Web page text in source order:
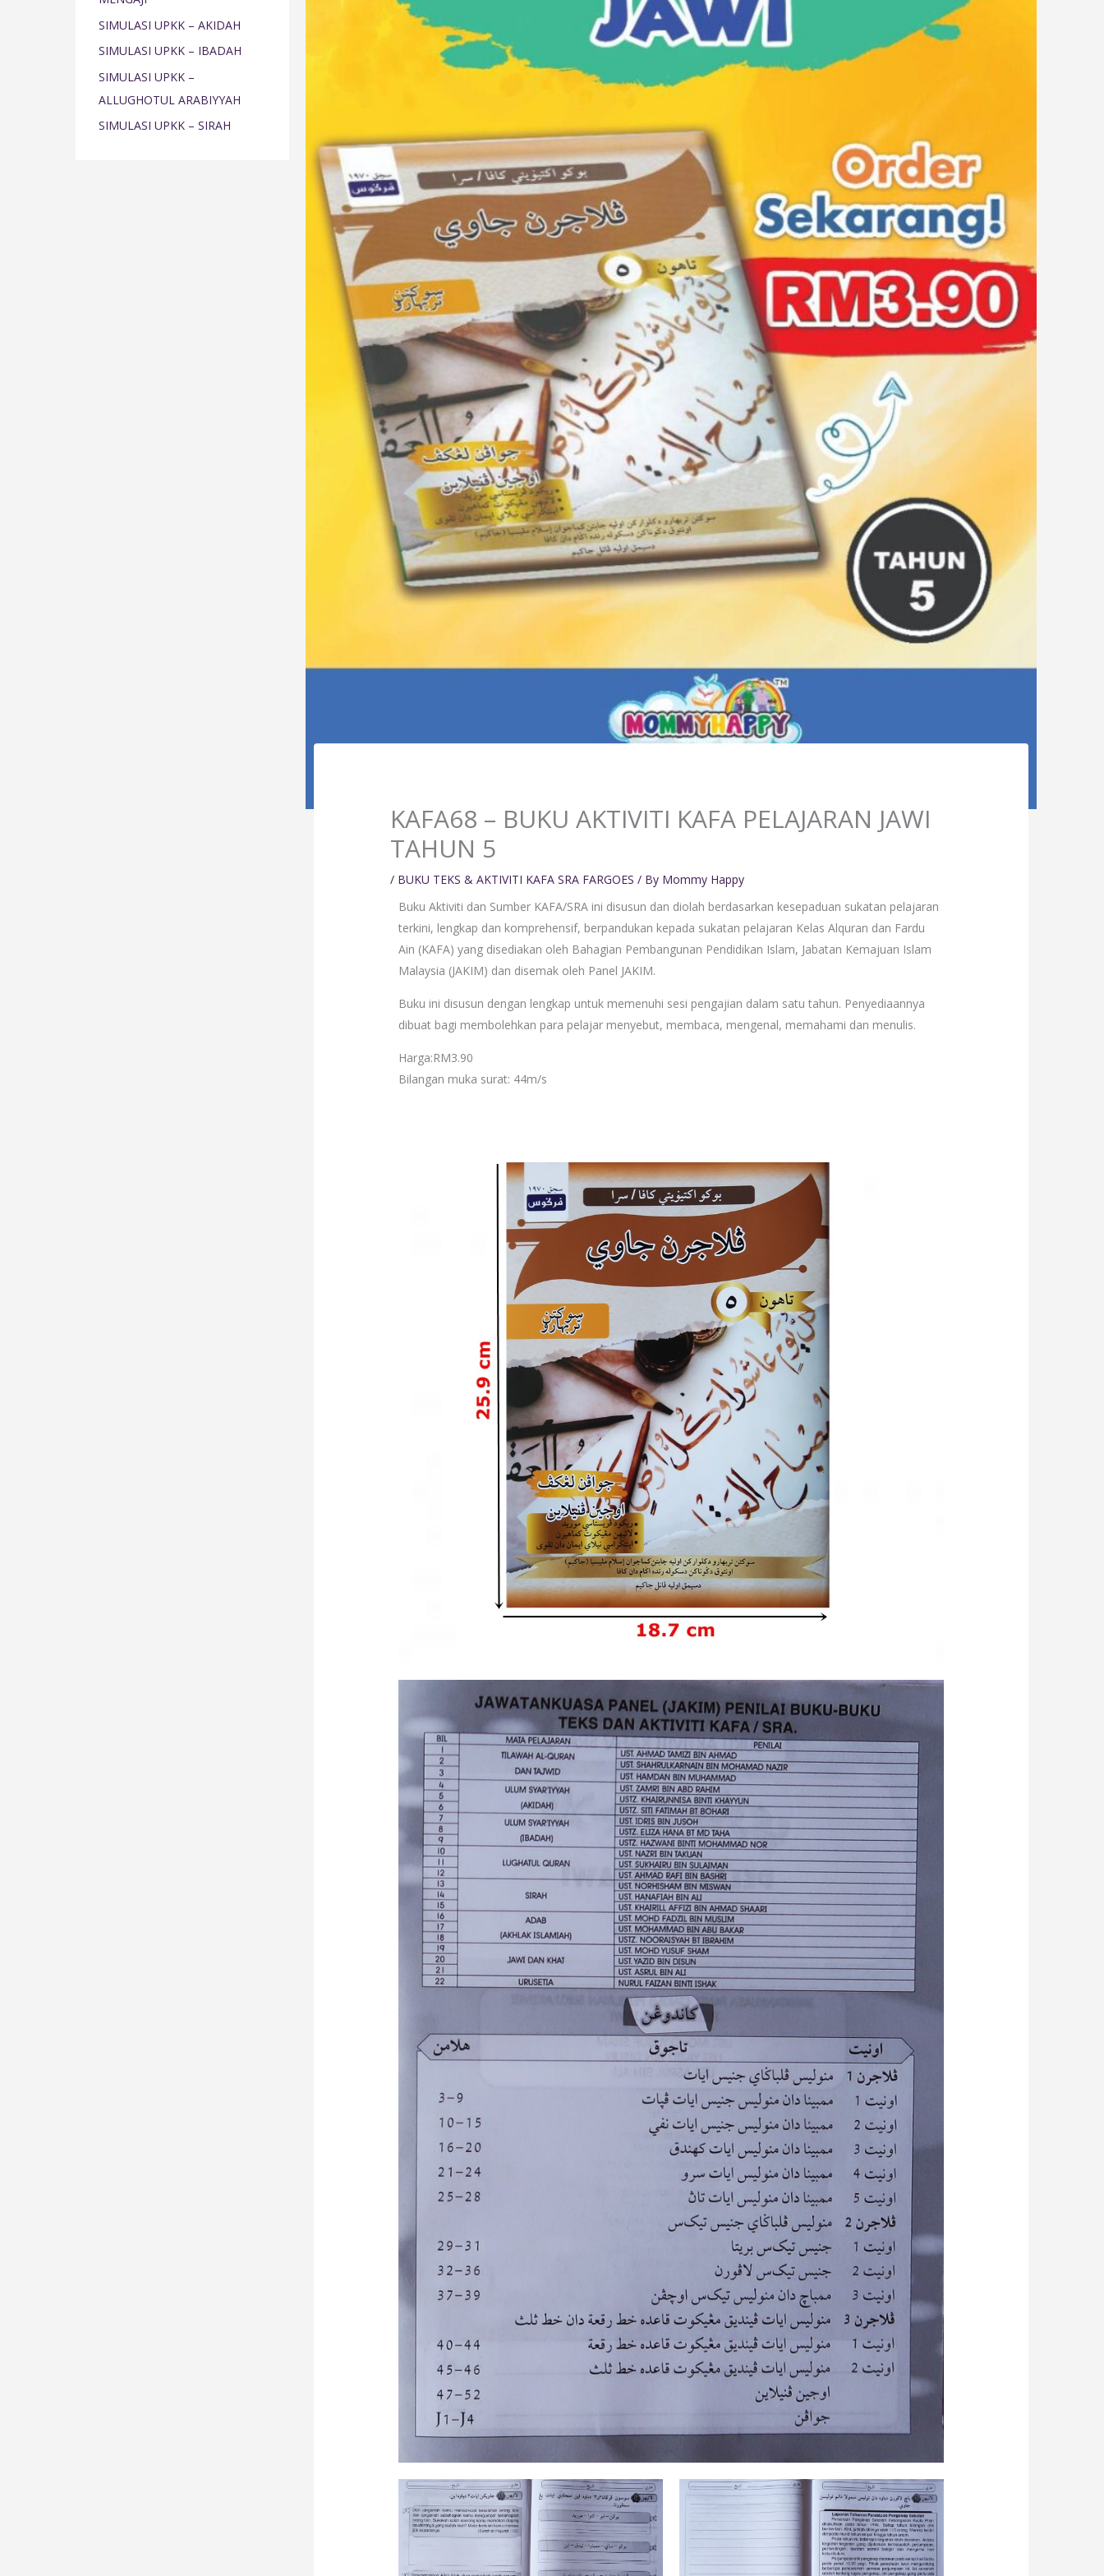
r
:
SIMULASI UPKK – AKIDAH
SIMULASI UPKK – IBADAH
SIMULASI UPKK –
ALLUGHOTUL ARABIYYAH
SIMULASI UPKK – SIRAH
KAFA68 – BUKU AKTIVITI KAFA PELAJARAN JAWI
TAHUN 5
/ BUKU TEKS & AKTIVITI KAFA SRA FARGOES / By Mommy Happy
Buku Aktiviti dan Sumber KAFA/SRA ini disusun dan diolah berdasarkan kesepaduan sukatan pelajaran
terkini, lengkap dan komprehensif, berpandukan kepada sukatan pelajaran Kelas Alquran dan Fardu
Ain (KAFA) yang disediakan oleh Bahagian Pembangunan Pendidikan Islam, Jabatan Kemajuan Islam
Malaysia (JAKIM) dan disemak oleh Panel JAKIM.
Buku ini disusun dengan lengkap untuk memenuhi sesi pengajian dalam satu tahun. Penyediaannya
dibuat bagi membolehkan para pelajar menyebut, membaca, mengenal, memahami dan menulis.
Harga:RM3.90
Bilangan muka surat: 44m/s